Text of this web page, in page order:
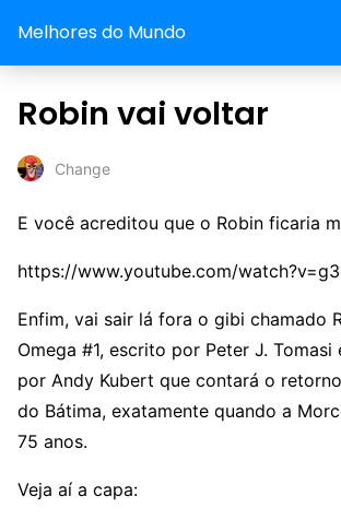
Melhores do Mundo
Robin vai voltar
Change
E você acreditou que o Robin ficaria
https://www.youtube.com/
Enfim, vai sair lá fora o gibi chamado
Omega #1, escrito por Peter J. Tomasi
por Andy Kubert que contará o
do Bátima, exatamente quando a
75 anos.
Veja aí a capa: